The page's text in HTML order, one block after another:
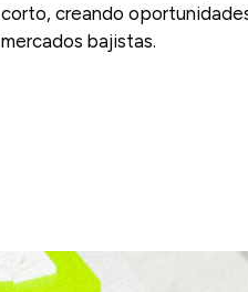
corto, creando
mercados bajistas.